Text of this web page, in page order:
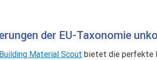
der EU-Taxonomie
Building Material Scout bietet die perfekte